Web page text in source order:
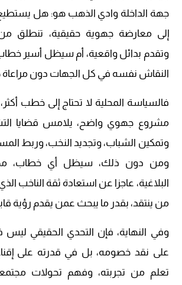
جهة الداخلة وادي الذهب هو: هل
إلى معارضة جهوية حقيقية، تنطلق
وتقدم بدائل واقعية، أم سيظل أسير
النقاش نفسه في كل الجهات دون مراعاة
فالسياسة المحلية لا تحتاج إلى خطب أكثر،
مشروع جهوي واضح، يلامس قضايا
وتمكين الشباب، وتجديد النخب، وربط
ومن دون ذلك، سيظل أي خطاب،
البلاغية، عاجزا عن استعادة ثقة الناخب
من ينتقد، بقدر ما يبحث عمن يقدم رؤية
وفي النهاية، فإن التحدي الحقيقي
على نقد خصومه، بل في قدرته على
تعلم من تجربته، وفهم تحولات